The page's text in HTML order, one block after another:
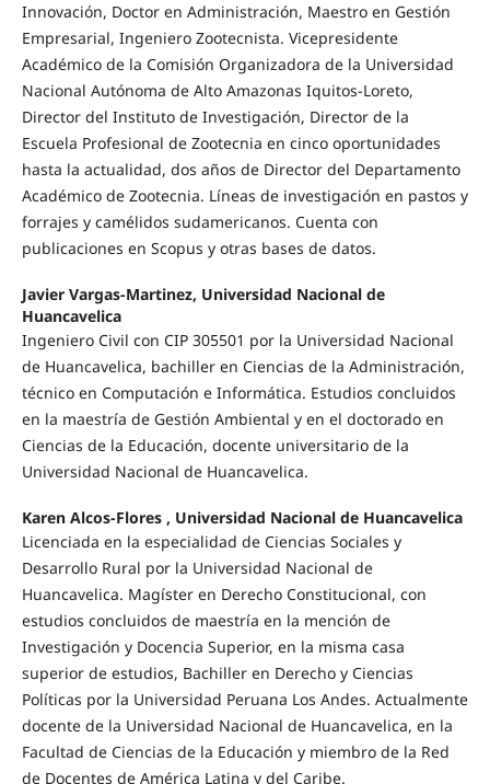
Innovación, Doctor en Administración, Maestro en Gestión
Empresarial, Ingeniero Zootecnista. Vicepresidente
Académico de la Comisión Organizadora de la Universidad
Nacional Autónoma de Alto Amazonas Iquitos-Loreto,
Director del Instituto de Investigación, Director de la
Escuela Profesional de Zootecnia en cinco oportunidades
hasta la actualidad, dos años de Director del Departamento
Académico de Zootecnia. Líneas de investigación en pastos y
forrajes y camélidos sudamericanos. Cuenta con
publicaciones en Scopus y otras bases de datos.
Javier Vargas-Martinez, Universidad Nacional de
Huancavelica
Ingeniero Civil con CIP 305501 por la Universidad Nacional
de Huancavelica, bachiller en Ciencias de la Administración,
técnico en Computación e Informática. Estudios concluidos
en la maestría de Gestión Ambiental y en el doctorado en
Ciencias de la Educación, docente universitario de la
Universidad Nacional de Huancavelica.
Karen Alcos-Flores , Universidad Nacional de Huancavelica
Licenciada en la especialidad de Ciencias Sociales y
Desarrollo Rural por la Universidad Nacional de
Huancavelica. Magíster en Derecho Constitucional, con
estudios concluidos de maestría en la mención de
Investigación y Docencia Superior, en la misma casa
superior de estudios, Bachiller en Derecho y Ciencias
Políticas por la Universidad Peruana Los Andes. Actualmente
docente de la Universidad Nacional de Huancavelica, en la
Facultad de Ciencias de la Educación y miembro de la Red
de Docentes de América Latina y del Caribe.